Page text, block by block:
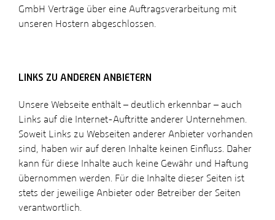
GmbH Verträge über eine Auftragsverarbeitung mit
unseren Hostern abgeschlossen.
LINKS ZU ANDEREN ANBIETERN
Unsere Webseite enthält – deutlich erkennbar – auch
Links auf die Internet-Auftritte anderer Unternehmen.
Soweit Links zu Webseiten anderer Anbieter vorhanden
sind, haben wir auf deren Inhalte keinen Einfluss. Daher
kann für diese Inhalte auch keine Gewähr und Haftung
übernommen werden. Für die Inhalte dieser Seiten ist
stets der jeweilige Anbieter oder Betreiber der Seiten
verantwortlich.